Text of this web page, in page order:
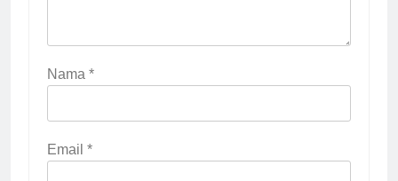
Nama *
Email *